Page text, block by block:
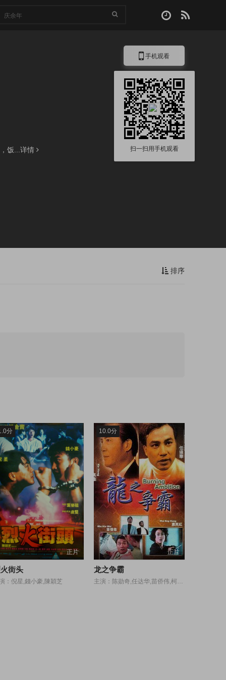
扫一扫用手机观看
手机观看
饭... 详情
排序
分
正片
街头
：倪星,錢小豪,陳穎芝
10.0分
正片
龙之争霸
主演：陈勋奇,任达华,苗侨伟,柯俊雄,大岛由加利,乔宏,惠英红